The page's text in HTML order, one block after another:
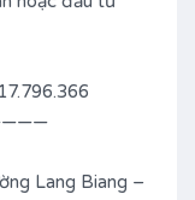
Lang Biang –